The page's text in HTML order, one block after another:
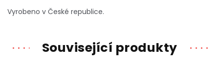
Vyrobeno v České republice.
Související produkty